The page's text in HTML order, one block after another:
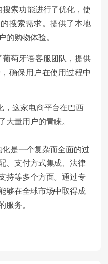
搜索功能进行了优化，使
搜索需求。提供了本地
的购物体验。
葡萄牙语客服团队，提供
确保用户在使用过程中
，这家电商平台在巴西
大量用户的青睐。
是一个复杂而全面的过
、支付方式集成、法律
持等多个方面。通过专
够在全球市场中取得成
服务。